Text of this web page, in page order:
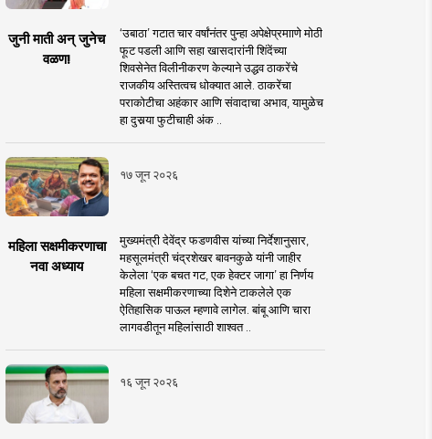
जुनी माती अन् जुनेच
वळण!
‘उबाठा’ गटात चार वर्षांनंतर पुन्हा अपेक्षेप्रमााणे मोठी
फूट पडली आणि सहा खासदारांनी शिंदेंच्या
शिवसेनेत विलीनीकरण केल्याने उद्धव ठाकरेंचे
राजकीय अस्तित्वच धोक्यात आले. ठाकरेंचा
पराकोटीचा अहंकार आणि संवादाचा अभाव, यामुळेच
हा दुसर्‍या फुटीचाही अंक ..
१७ जून २०२६
महिला सक्षमीकरणाचा
नवा अध्याय
मुख्यमंत्री देवेंद्र फडणवीस यांच्या निर्देशानुसार,
महसूलमंत्री चंद्रशेखर बावनकुळे यांनी जाहीर
केलेला ‘एक बचत गट, एक हेक्टर जागा’ हा निर्णय
महिला सक्षमीकरणाच्या दिशेने टाकलेले एक
ऐतिहासिक पाऊल म्हणावे लागेल. बांबू आणि चारा
लागवडीतून महिलांसाठी शाश्वत ..
१६ जून २०२६